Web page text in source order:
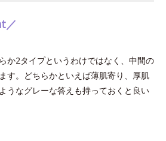
／
か2タイプというわけではなく、中間の
す。どちらかといえば薄肌寄り、厚肌
うなグレーな答えも持っておくと良い